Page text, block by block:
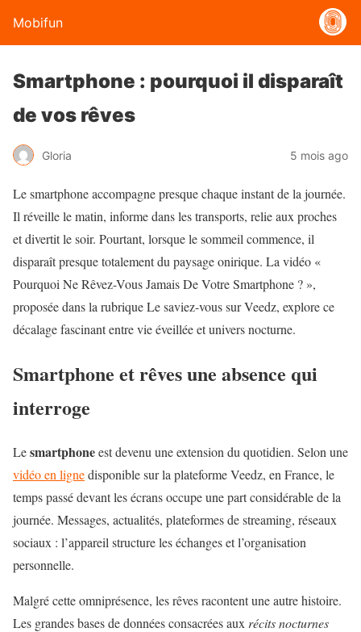
Mobifun
Smartphone : pourquoi il disparaît
de vos rêves
Gloria 5 mois ago
Le smartphone accompagne presque chaque instant de la journée.
Il réveille le matin, informe dans les transports, relie aux proches
et divertit le soir. Pourtant, lorsque le sommeil commence, il
disparaît presque totalement du paysage onirique. La vidéo «
Pourquoi Ne Rêvez-Vous Jamais De Votre Smartphone ? »,
proposée dans la rubrique Le saviez-vous sur Veedz, explore ce
décalage fascinant entre vie éveillée et univers nocturne.
Smartphone et rêves une absence qui
interroge
Lesmartphoneest devenu une extension du quotidien. Selon une
vidéo en lignedisponible sur la plateforme Veedz, en France, le
temps passé devant les écrans occupe une part considérable de la
journée. Messages, actualités, plateformes de streaming, réseaux
sociaux : l’appareil structure les échanges et l’organisation
personnelle.
Malgré cette omniprésence, les rêves racontent une autre histoire.
Les grandes bases de données consacrées aux récits nocturnes